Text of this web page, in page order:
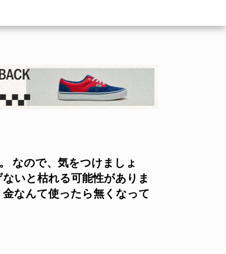
なので、気をつけましょ
いと枯れる可能性がありま
なんて使ったら無くなって